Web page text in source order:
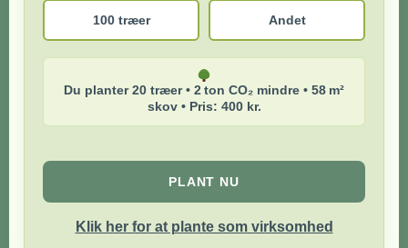
100 træer Andet
Du planter 20 træer • 2 ton CO₂ mindre • 58 m²
skov • Pris: 400 kr.
PLANT NU
Klik her for at plante som virksomhed